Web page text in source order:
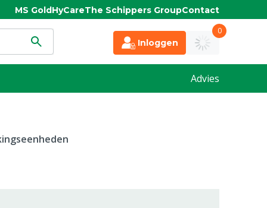
MS GoldHyCareThe Schippers GroupContact
Inloggen
0
Advies